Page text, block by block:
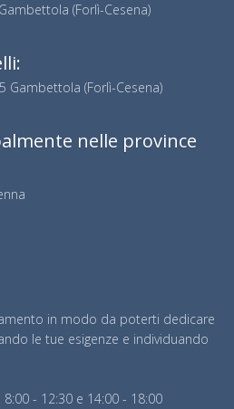
(Forlì-Cesena)
Gambettola (Forlì-Cesena)
nelle province
in modo da poterti dedicare
le tue esigenze e individuando
- 12:30 e 14:00 - 18:00